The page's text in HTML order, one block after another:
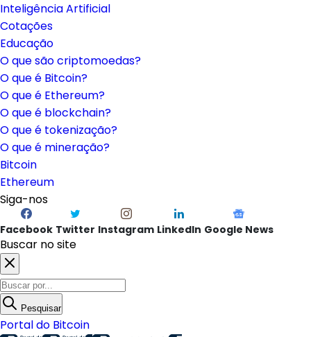
Inteligência Artificial
Cotações
Educação
O que são criptomoedas?
O que é Bitcoin?
O que é Ethereum?
O que é blockchain?
O que é tokenização?
O que é mineração?
Bitcoin
Ethereum
Siga-nos
Facebook Twitter Instagram LinkedIn Google News
Buscar no site
Pesquisar
Portal do Bitcoin